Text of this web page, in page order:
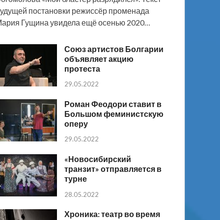
постановки режиссёр променада
Гущина увидела ещё осенью 2020…
Союз артистов Болгарии
объявляет акцию
протеста
29.05.2022
Роман Феодори ставит в
Большом феминистскую
оперу
29.05.2022
«Новосибирский
транзит» отправляется в
турне
28.05.2022
Хроника: театр во время